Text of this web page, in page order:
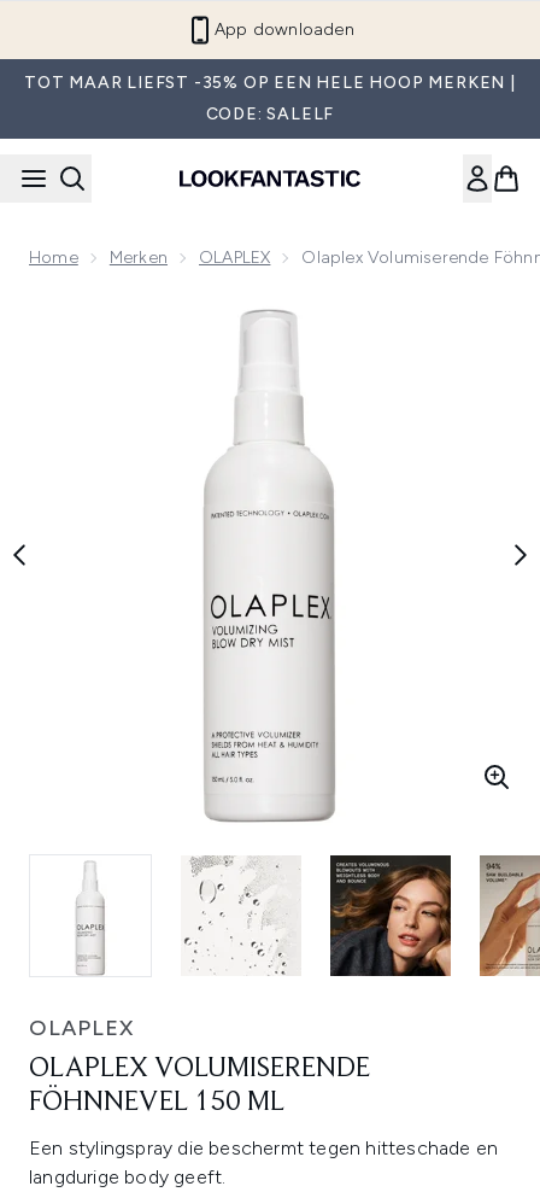
App downloaden
TOT MAAR LIEFST -35% OP EEN HELE HOOP MERKEN |
CODE: SALELF
Home Merken OLAPLEX Olaplex Volumiserende
OLAPLEX
OLAPLEX VOLUMISERENDE
FÖHNNEVEL 150 ML
Een stylingspray die beschermt tegen hitteschade en
langdurige body geeft.